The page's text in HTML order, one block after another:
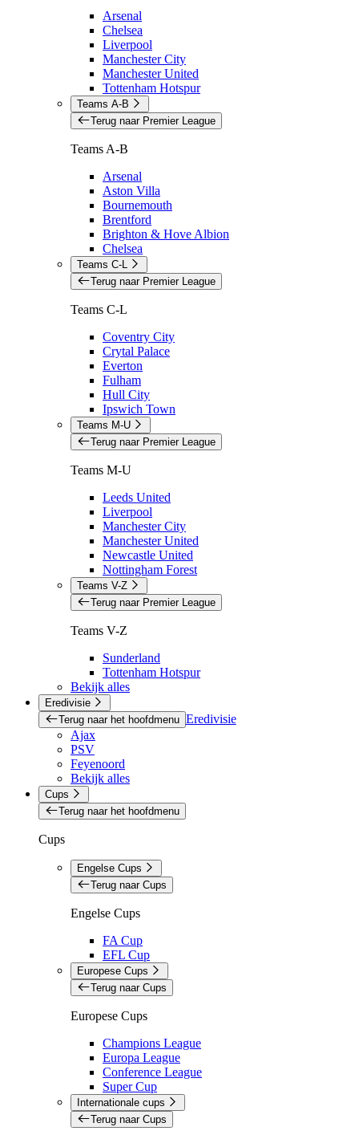
Arsenal
Chelsea
Liverpool
Manchester City
Manchester United
Tottenham Hotspur
Teams A-B
Terug naar Premier League
Teams A-B
Arsenal
Aston Villa
Bournemouth
Brentford
Brighton & Hove Albion
Chelsea
Teams C-L
Terug naar Premier League
Teams C-L
Coventry City
Crytal Palace
Everton
Fulham
Hull City
Ipswich Town
Teams M-U
Terug naar Premier League
Teams M-U
Leeds United
Liverpool
Manchester City
Manchester United
Newcastle United
Nottingham Forest
Teams V-Z
Terug naar Premier League
Teams V-Z
Sunderland
Tottenham Hotspur
Bekijk alles
Eredivisie
Terug naar het hoofdmenu Eredivisie
Ajax
PSV
Feyenoord
Bekijk alles
Cups
Terug naar het hoofdmenu
Cups
Engelse Cups
Terug naar Cups
Engelse Cups
FA Cup
EFL Cup
Europese Cups
Terug naar Cups
Europese Cups
Champions League
Europa League
Conference League
Super Cup
Internationale cups
Terug naar Cups